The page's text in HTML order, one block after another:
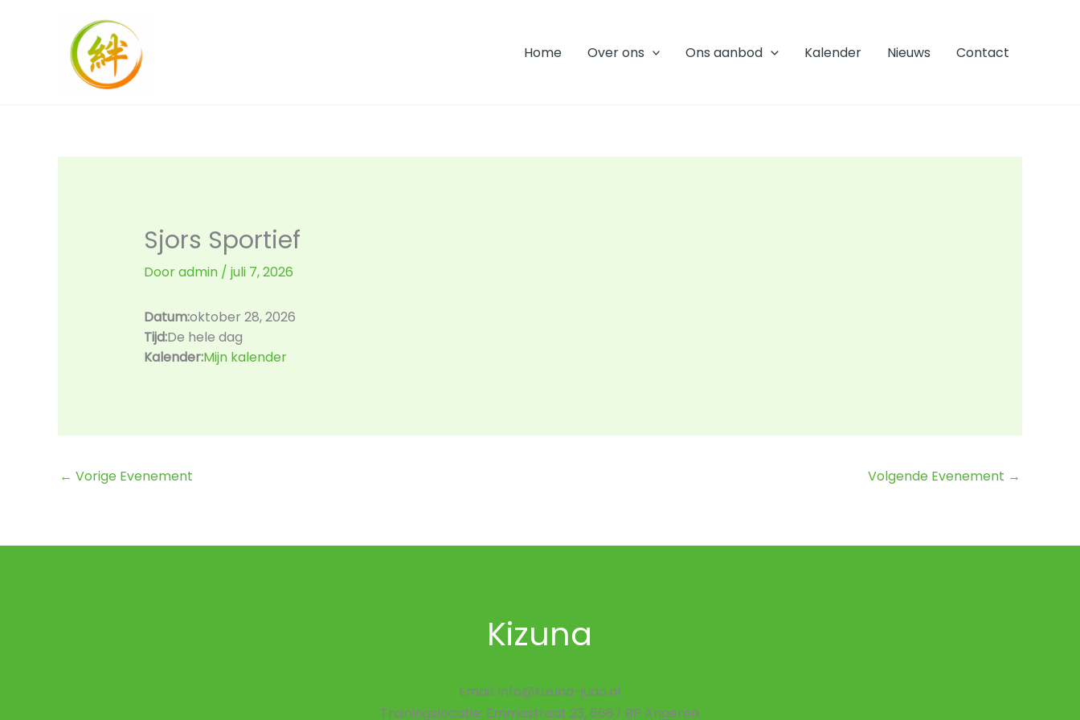
Home Over ons Ons aanbod Kalender Nieuws Contact
Sjors Sportief
Dooradmin / juli 7, 2026
Datum:oktober 28, 2026
Tijd:De hele dag
Kalender:Mijn kalender
← Vorige Evenement Volgende Evenement →
Kizuna
Email: info@kizuna-judo.nl
Trainingslocatie: Emmastraat 23, 6687 BP Angeren